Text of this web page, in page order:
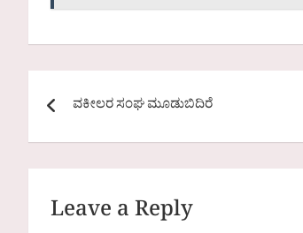
Post
navigation
ವಕೀಲರ ಸಂಘ ಮೂಡುಬಿದಿರೆ
Leave a Reply